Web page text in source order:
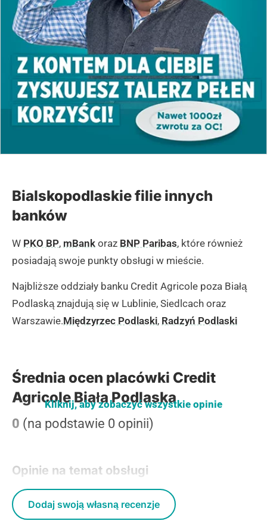
Bialskopodlaskie filie innych
banków
W PKO BP, mBank oraz BNP Paribas, które również
posiadają swoje punkty obsługi w mieście.
Najbliższe oddziały banku Credit Agricole poza Białą
Podlaską znajdują się w Lublinie, Siedlcach oraz
Warszawie.Międzyrzec Podlaski, Radzyń Podlaski
Średnia ocen placówki Credit
Agricole Biała Podlaska
0 (na podstawie 0 opinii)
Opinie na temat obsługi
Kliknij, aby zobaczyć wszystkie opinie
Dodaj swoją własną recenzje